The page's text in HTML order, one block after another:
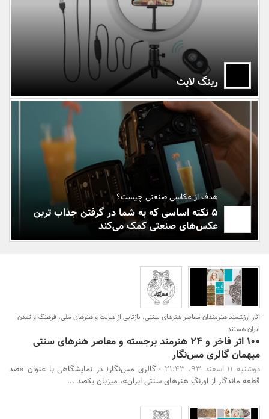
بانک، بیمه و سرمایه
مسکن و ساختمان
جستجو
رینگ لایت
هدف از عکاسی صنعتی چیست؟
5 نکته اساسی که به شما در گرفتن جذاب ترین
عکس‌های صنعتی کمک می‌کند
آثار ارزشمند هنرمندان معاصر هنرهای سنتی، بازتابی از هویت و هنرهای ملی، فرهنگ و تمدن
ایران هستند
100 اثر فاخر و 24 هنرمند برجسته و معاصر هنرهای سنتی
میهمان گالری مس‌نگار
دوشنبه 11 اسفند 93، 21:43 -
گالری مس‌نگار؛ در نمایشگاهی با عنوان «صد
قطعه ماندگار از اورنگِ هنرهای سنتی ایران»، میزبان یکصد ...